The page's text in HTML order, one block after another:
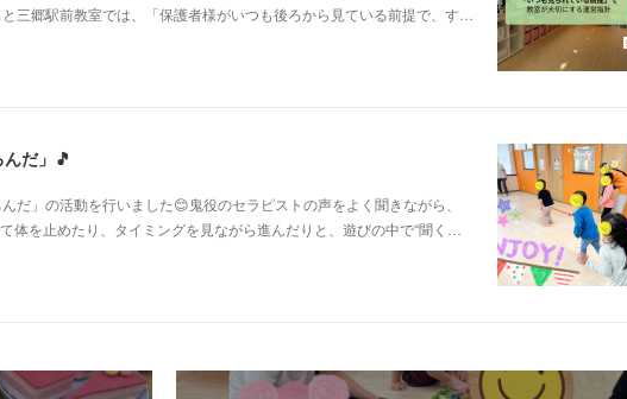
三郷駅前教室では、「保護者様がいつも後ろから見ている前提で、す…
だ」🎵
だ」の活動を行いました😊鬼役のセラピストの声をよく聞きながら、
体を止めたり、タイミングを見ながら進んだりと、遊びの中で“聞く…